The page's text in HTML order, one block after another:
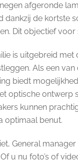
afgeronde
dankzij de kortste
Dit objectief
is uitgebreid met
Als een
biedt
optische
kunnen
optimaal benut.
General
u nu foto’s of